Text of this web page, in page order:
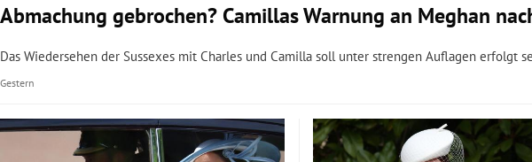
Abmachung gebrochen? Camillas Warnung an Meghan
Das Wiedersehen der Sussexes mit Charles und Camilla soll unter strengen Auflagen erfolgt
Gestern